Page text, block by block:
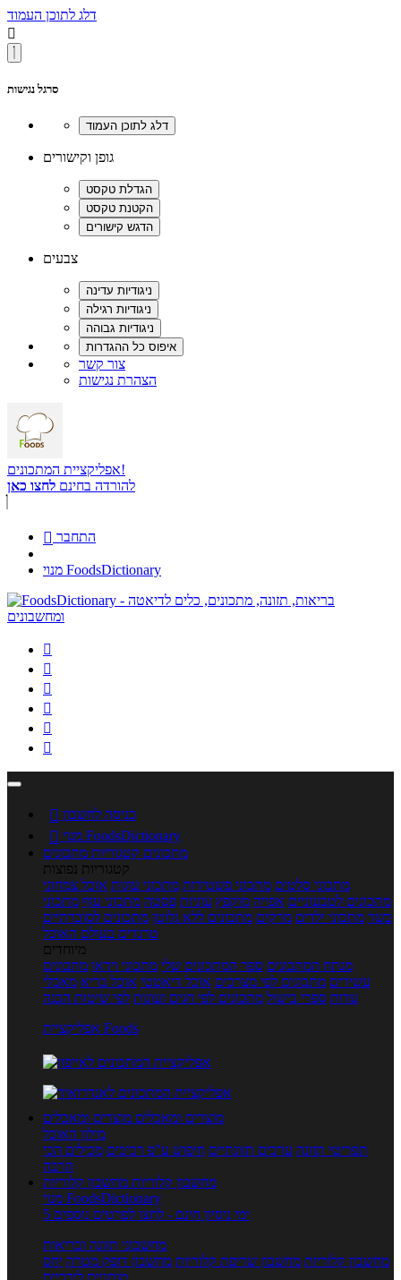
דלג לתוכן העמוד

סרגל נגישות
גופן וקישורים
צבעים
צור קשר
הצהרת נגישות
אפליקציית המתכונים!
להורדה בחינם לחצו כאן
 התחבר
מנוי FoodsDictionary






 כניסה לחשבון

מנוי FoodsDictionary
מתכונים קטגוריות מתכונים
קטגוריות נפוצות
מתכוני סלטים מתכוני פשטידות מתכוני עוגות אוכל צמחוני
מתכונים לטבעוניים אפייה מוקפץ עוגיות פסטה מתכוני עוף מתכוני
בשר מתכוני ילדים מרקים מתכונים ללא גלוטן מתכונים לסוכרתיים
טרנדים בעולם האוכל
מיוחדים
מנתח המתכונים ספר המתכונים שלי מתכוני וידאו מתכונים
עשירים מתכונים לפי מצרכים אוכל דיאטטי אוכל בריא מאכלי
עדות ספרי בישול מתכונים לפי חגים ועונות לפי שיטות הכנה
אפליקציית Foods
מוצרים ומאכלים מוצרים ומאכלים
מילון האוכל
תפריטי תזונה ערכים תזונתיים חיפוש ע"פ רכיבים מכילים הכי
הרבה
מחשבון קלוריות מחשבון קלוריות
מנוי FoodsDictionary
5 ימי ניסיון חינם - לחצו לפרטים נוספים
מחשבוני תזונה ובריאות
מחשבון קלוריות מחשבון שריפת קלוריות מחשבון דופק מטרה יחס